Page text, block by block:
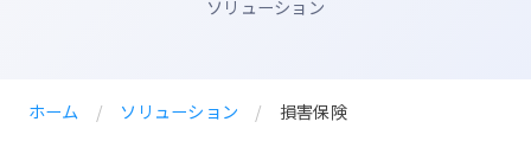
ソリューション
ホーム / ソリューション / 損害保険